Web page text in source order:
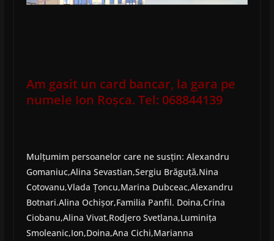
Am gasit un card bancar, la gara pe
numele Ion Roșca. Tel: 068844139
Mulțumim persoanelor care ne susțin: Alexandru
Gomaniuc,Alina Sevastian,Sergiu Brăguță,Nina
Cotovanu,Vlada Țoncu,Marina Dubceac,Alexandru
Botnari.Alina Ochișor,Familia Panfil. Doina,Crina
Ciobanu,Alina Vivat,Rodjero Svetlana,Luminița
Smoleanic,Ion,Doina,Ana Cichi,Marianna